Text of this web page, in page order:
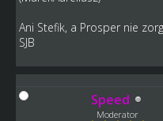
Ani Stefik, a Prosper nie
SJB
Speed
Moderator